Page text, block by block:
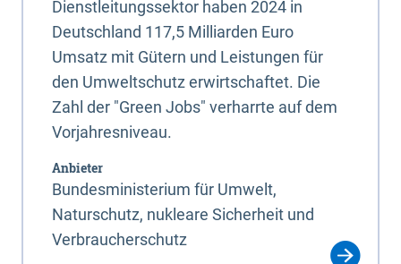
Dienstleitungssektor haben 2024 in
Deutschland 117,5 Milliarden Euro
Umsatz mit Gütern und Leistungen für
den Umweltschutz erwirtschaftet. Die
Zahl der "Green Jobs" verharrte auf dem
Vorjahresniveau.
Anbieter
Bundesministerium für Umwelt,
Naturschutz, nukleare Sicherheit und
Verbraucherschutz